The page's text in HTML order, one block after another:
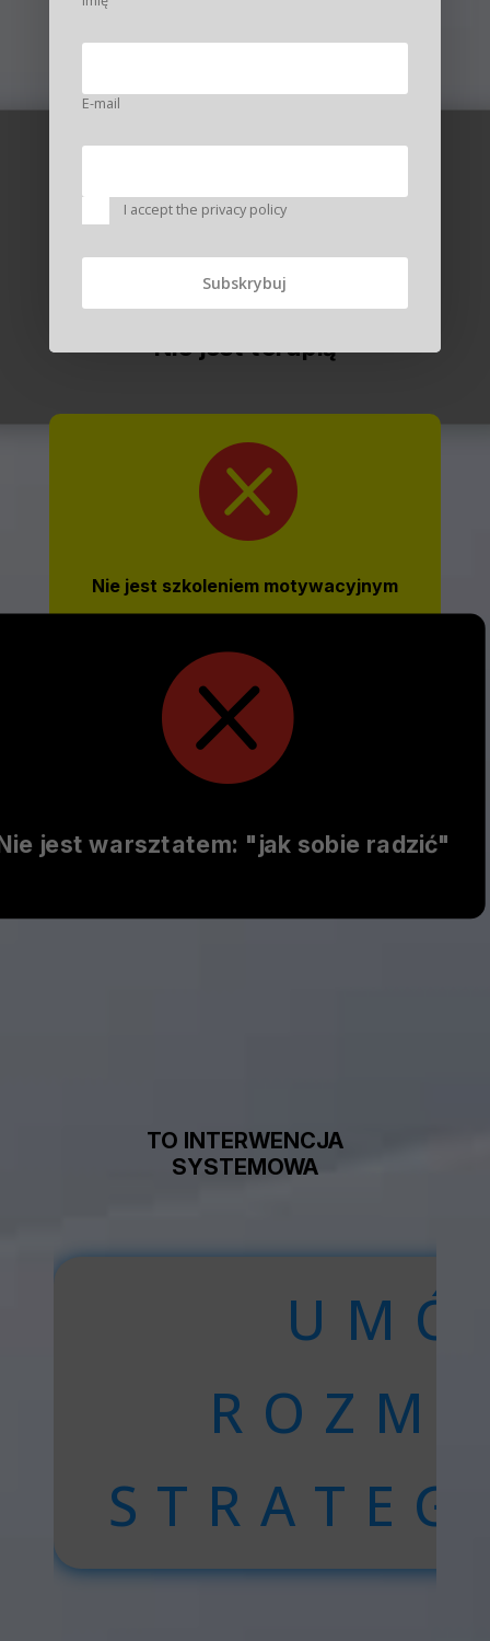

Nie jest terapią

Nie jest szkoleniem motywacyjnym

jest warsztatem: "jak sobie radzić"
TO INTERWENCJA
SYSTEMOWA
E-mail
I accept the privacy policy